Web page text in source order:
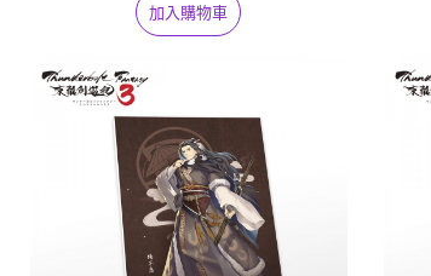
加入購物車